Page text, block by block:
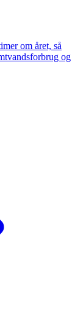
om året, så
og